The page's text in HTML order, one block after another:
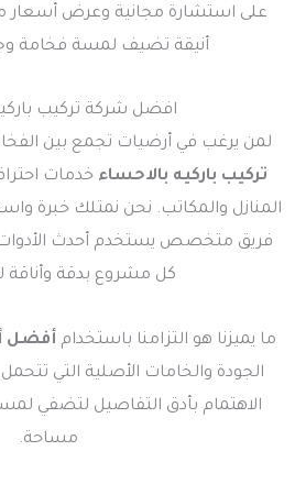
على استشارة مجانية وعرض أسعار
أنيقة تضيف لمسة فخامة
افضل شركة تركيب
لمن يرغب في أرضيات تجمع بين
تركيب باركيه بالاحساء خدمات
المنازل والمكاتب. نحن نمتلك خبرة
فريق متخصص يستخدم أحدث الأدوات
كل مشروع بدقة وأناقة
ما يميزنا هو التزامنا باستخدام أفضل
الجودة والخامات الأصلية التي
الاهتمام بأدق التفاصيل لتضفي
مساحة.